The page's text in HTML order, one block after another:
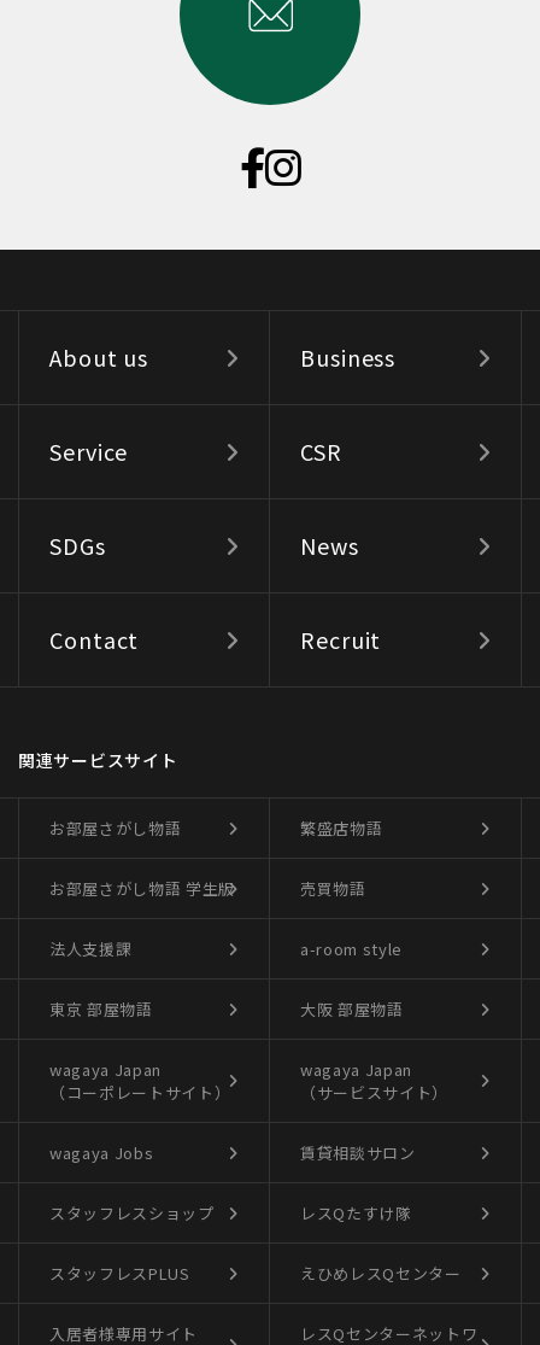
About us Business
Service CSR
SDGs News
Contact Recruit
関連サービスサイト
お部屋さがし物語 繁盛店物語
お部屋さがし物語 学生版 売買物語
法人支援課 a-room style
東京 部屋物語 大阪 部屋物語
wagaya Japan
（コーポレートサイト）
wagaya Japan
（サービスサイト）
wagaya Jobs 賃貸相談サロン
スタッフレスショップ レスQたすけ隊
スタッフレスPLUS えひめレスQセンター
入居者様専用サイト レスQセンターネットワ